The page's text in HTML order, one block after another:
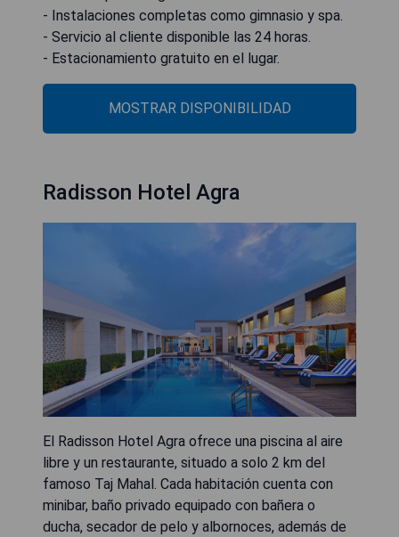
- Instalaciones completas como gimnasio y spa.
- Servicio al cliente disponible las 24 horas.
- Estacionamiento gratuito en el lugar.
MOSTRAR DISPONIBILIDAD
Radisson Hotel Agra
El Radisson Hotel Agra ofrece una piscina al aire
libre y un restaurante, situado a solo 2 km del
famoso Taj Mahal. Cada habitación cuenta con
minibar, baño privado equipado con bañera o
ducha, secador de pelo y albornoces, además de